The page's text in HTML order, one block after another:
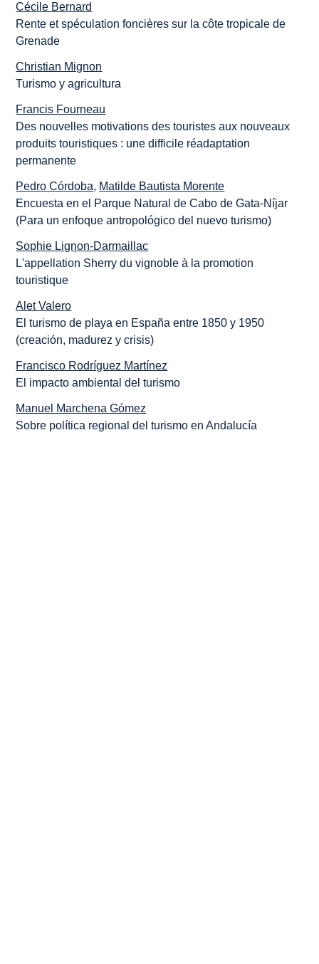
Cécile Bernard
Rente et spéculation foncières sur la côte tropicale de
Grenade
Christian Mignon
Turismo y agricultura
Francis Fourneau
Des nouvelles motivations des touristes aux nouveaux
produits touristiques : une difficile réadaptation
permanente
Pedro Córdoba, Matilde Bautista Morente
Encuesta en el Parque Natural de Cabo de Gata-Níjar
(Para un enfoque antropológico del nuevo turismo)
Sophie Lignon-Darmaillac
L'appellation Sherry du vignoble à la promotion
touristique
Alet Valero
El turismo de playa en España entre 1850 y 1950
(creación, madurez y crisis)
Francisco Rodríguez Martínez
El impacto ambiental del turismo
Manuel Marchena Gómez
Sobre política regional del turismo en Andalucía